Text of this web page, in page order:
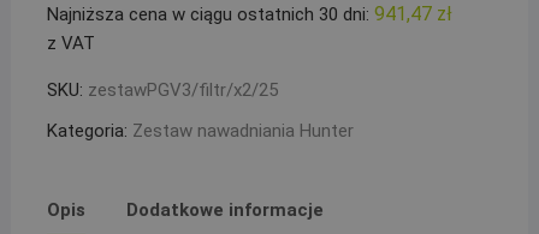
sekcje:
Kolektor
z
i
sterownik
Najniższa cena w ciągu ostatnich 30 dni: 941,47 zł
z VAT
SKU: zestawPGV3/filtr/x2/25
Kategoria: Zestaw nawadniania Hunter
Opis Dodatkowe informacje